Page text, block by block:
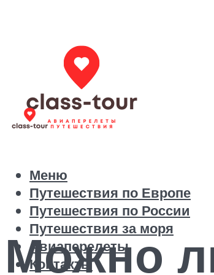
Путешествия по Европе
Путешествия по России
Путешествия за моря
Авиаперелеты
Контакты
Меню
Можно